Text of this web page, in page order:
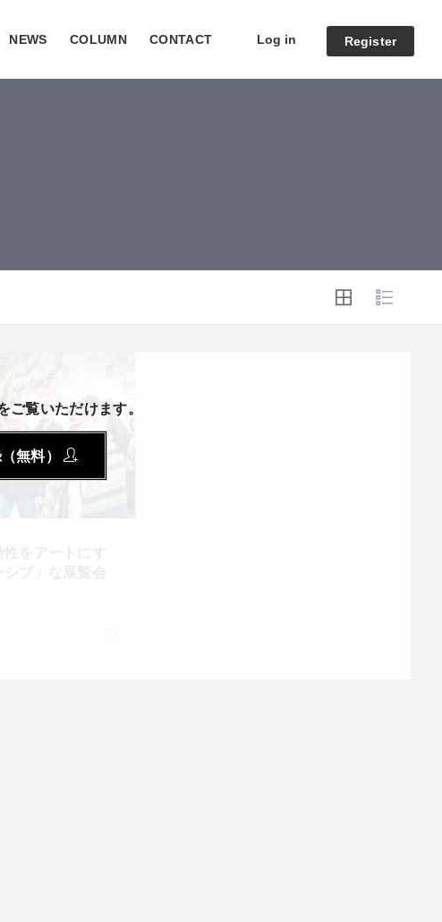
NEWS COLUMN CONTACT Log in Register
ご覧いただけます。
無料）